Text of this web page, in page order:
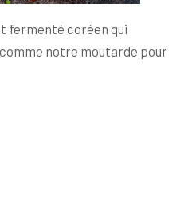
fermenté coréen qui
notre moutarde pour